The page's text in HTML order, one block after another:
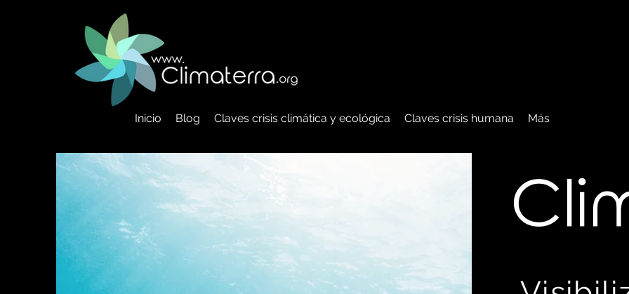
Inicio Blog Claves crisis climática y ecológica Claves crisis humana Más
C